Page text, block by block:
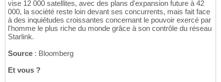
vise 12 000 satellites, avec des plans d'expansion future à 42
000, la société reste loin devant ses concurrents, mais fait face
à des inquiétudes croissantes concernant le pouvoir exercé par
l'homme le plus riche du monde grâce à son contrôle du réseau
Starlink.
Source : Bloomberg
Et vous ?